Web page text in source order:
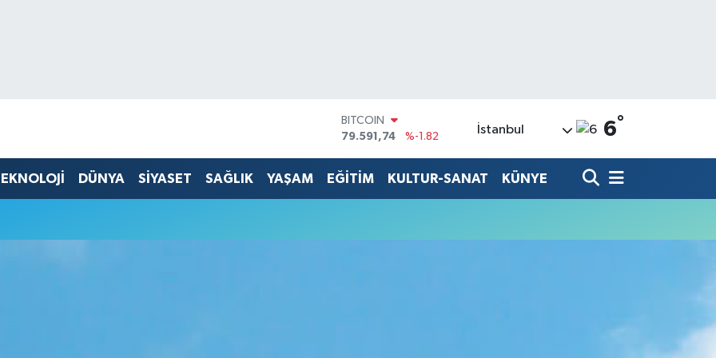
BITCOIN
79.591,74
%-1.82
45,43620
EURO
53,38690
%0.19
İstanbul 6°
DÜNYA SİYASET SAĞLIK YAŞAM EĞİTİM KULTUR-SANAT KÜNYE